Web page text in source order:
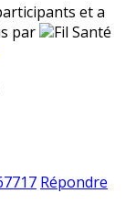
et a
par
Fil Santé
Répondre